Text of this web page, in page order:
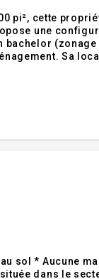
pi², cette
une
Sa
sol * Aucune
dans le